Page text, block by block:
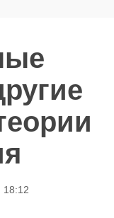
18:12